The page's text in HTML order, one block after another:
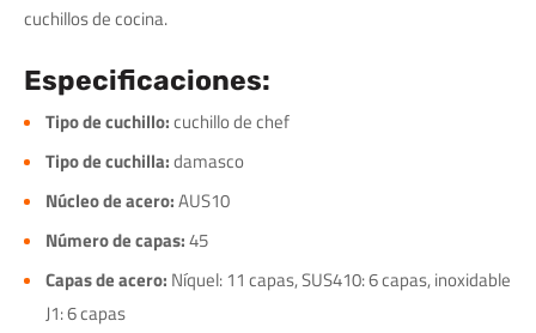
cuchillos de cocina.
Especificaciones:
Tipo de cuchillo:cuchillo de chef
Tipo de cuchilla:damasco
Núcleo de acero:AUS10
Número de capas:45
Capas de acero: Níquel: 11 capas, SUS410: 6 capas, inoxidable
J1: 6 capas